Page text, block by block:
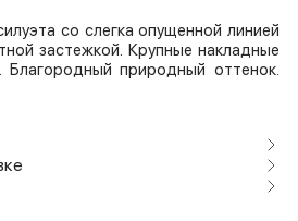
со слегка опущенной линией
застежкой. Крупные накладные
Благородный природный оттенок.